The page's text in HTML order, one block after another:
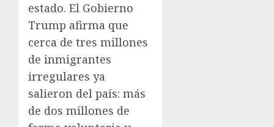
estado. El Gobierno
Trump afirma que
cerca de tres millones
de inmigrantes
irregulares ya
salieron del país: más
de dos millones de